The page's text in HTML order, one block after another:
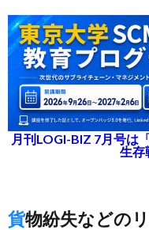
月刊LOGI-BIZ 7月号は
生存
貨物紛失などのリスク低減、CFSのセキュ